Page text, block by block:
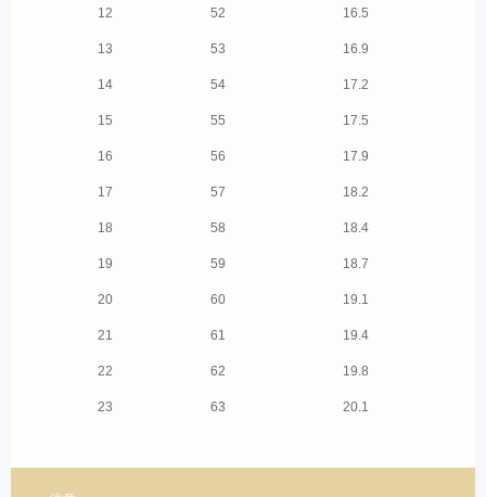
12 52 16.5
13 53 16.9
14 54 17.2
15 55 17.5
16 56 17.9
17 57 18.2
18 58 18.4
19 59 18.7
20 60 19.1
21 61 19.4
22 62 19.8
23 63 20.1